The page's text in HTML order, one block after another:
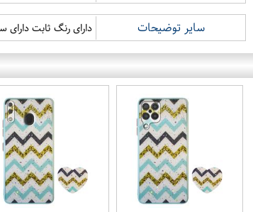
سایر توضیحات دارای رنگ ثابت دارای